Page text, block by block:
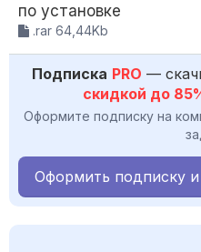
по установке
.rar 64,44Kb
Подписка PRO —
скидкой до
Оформите подписку на
Оформить подписку